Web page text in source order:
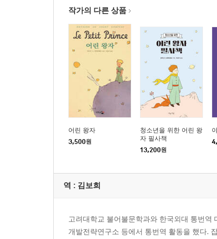
작가의 다른 상품
어린 왕자
3,500원
청소년을 위한 어린 왕
자 필사책
13,200원
역 : 김보희
고려대학교 불어불문학과와 한국외대 통번
개발전략연구소 등에서 통번역 활동을 했다.